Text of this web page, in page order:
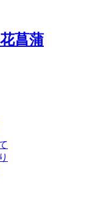
菖蒲